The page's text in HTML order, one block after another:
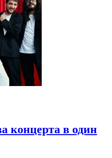
концерта в один